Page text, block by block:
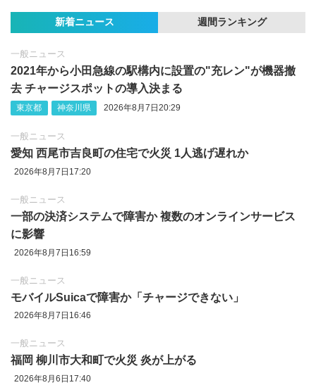
新着ニュース 週間ランキング
一般ニュース
2021年から小田急線の駅構内に設置の"充レン"が機器撤
去 チャージスポットの導入決まる
東京都 神奈川県 2026年8月7日20:29
一般ニュース
愛知 西尾市吉良町の住宅で火災 1人逃げ遅れか
2026年8月7日17:20
一般ニュース
一部の決済システムで障害か 複数のオンラインサービス
に影響
2026年8月7日16:59
一般ニュース
モバイルSuicaで障害か「チャージできない」
2026年8月7日16:46
一般ニュース
福岡 柳川市大和町で火災 炎が上がる
2026年8月6日17:40